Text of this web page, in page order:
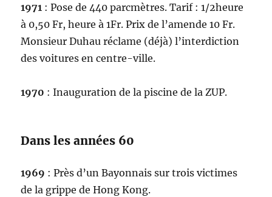
1971 : Pose de 440 parcmètres. Tarif : 1/2heure
à 0,50 Fr, heure à 1Fr. Prix de l’amende 10 Fr.
Monsieur Duhau réclame (déjà) l’interdiction
des voitures en centre-ville.
1970 : Inauguration de la piscine de la ZUP.
Dans les années 60
1969 : Près d’un Bayonnais sur trois victimes
de la grippe de Hong Kong.